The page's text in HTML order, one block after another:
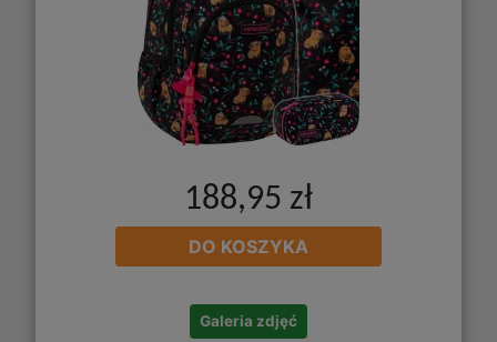
188,95 zł
DO KOSZYKA
Galeria zdjęć